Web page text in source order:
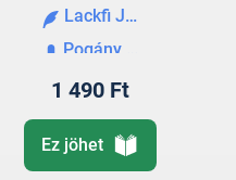
Lackfi János
Pogány Judit
1 490 Ft
Ez jöhet